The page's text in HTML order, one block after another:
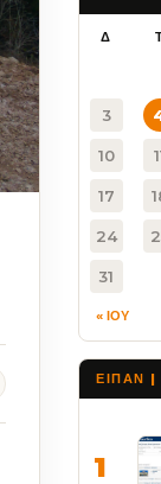
Δ
3
10
17
24
31
« ΙΟΥ
ΕΙΠΑΝ |
1